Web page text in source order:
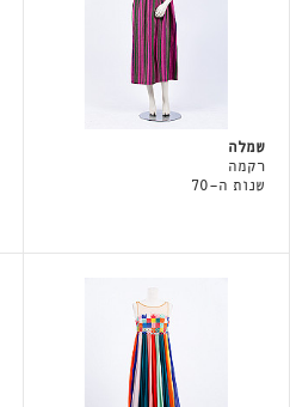
שמלה
רקמה
שנות ה-70